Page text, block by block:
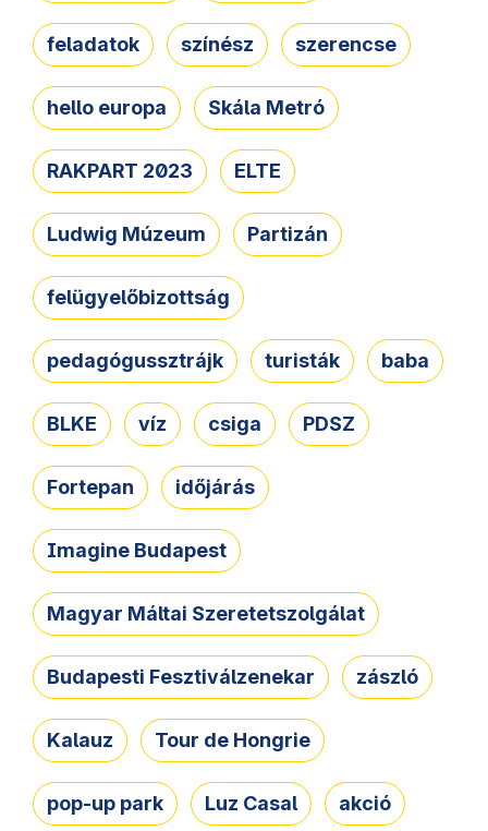
feladatok színész szerencse
hello europa Skála Metró
RAKPART 2023 ELTE
Ludwig Múzeum Partizán
felügyelőbizottság
pedagógussztrájk turisták baba
BLKE víz csiga PDSZ
Fortepan időjárás
Imagine Budapest
Magyar Máltai Szeretetszolgálat
Budapesti Fesztiválzenekar zászló
Kalauz Tour de Hongrie
pop-up park Luz Casal akció